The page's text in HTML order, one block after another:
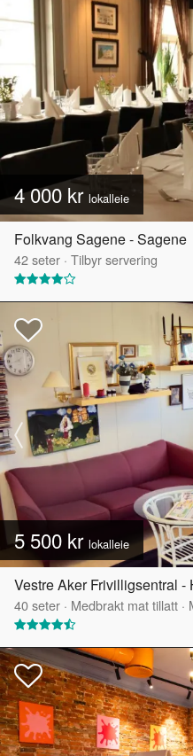
4 000 kr lokalleie
Folkvang Sagene - Sagene
42seter · Tilbyr servering
5 500 kr lokalleie
Vestre Aker Frivilligsentral -
40seter · Medbrakt mat tillatt ·